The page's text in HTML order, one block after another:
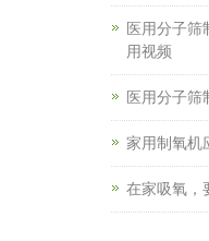
医用分子筛
用视频
医用分子筛
家用制氧机
在家吸氧，